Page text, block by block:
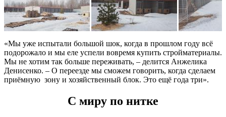
«Мы уже испытали большой шок, когда в прошлом году всё
подорожало и мы еле успели вовремя купить стройматериалы.
Мы не хотим так больше переживать, – делится Анжелика
Денисенко. – О переезде мы сможем говорить, когда сделаем
приёмную зону и хозяйственный блок. Это ещё года три».
С миру по нитке